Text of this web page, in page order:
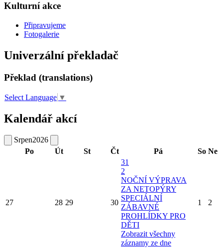
Kulturní akce
Připravujeme
Fotogalerie
Univerzální překladač
Překlad (translations)
Select Language ▼
Kalendář akcí
Srpen2026
Po
Út St Čt Pá So Ne
27 28 29 30
31
2
NOČNÍ VÝPRAVA
ZA NETOPÝRY
SPECIÁLNÍ
ZÁBAVNÉ
PROHLÍDKY PRO
DĚTI
Zobrazit všechny
záznamy ze dne
1 2